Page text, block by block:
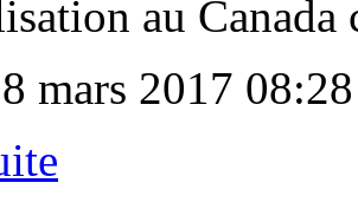
au Canada
mars 2017 08:28